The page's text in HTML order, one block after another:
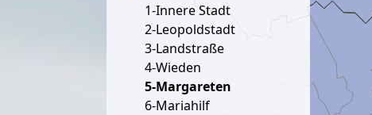
1-Innere Stadt
2-Leopoldstadt
3-Landstraße
4-Wieden
5-Margareten
6-Mariahilf